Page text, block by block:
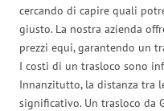
cercando di capire quali
giusto. La nostra azienda
prezzi equi, garantendo un
I costi di un trasloco sono
Innanzitutto, la distanza tra
significativo. Un trasloco da